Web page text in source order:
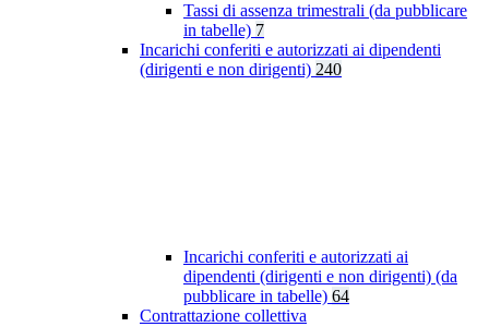
Tassi di assenza trimestrali (da pubblicare
in tabelle) 7
Incarichi conferiti e autorizzati ai dipendenti
(dirigenti e non dirigenti) 240
Incarichi conferiti e autorizzati ai
dipendenti (dirigenti e non dirigenti) (da
pubblicare in tabelle) 64
Contrattazione collettiva